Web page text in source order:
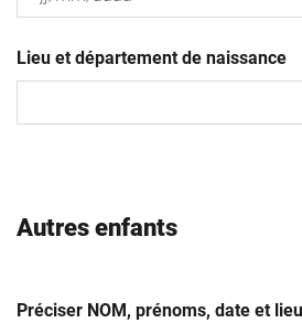
slash
MM
Lieu et département de naissance
Autres enfants
Préciser NOM, prénoms, date et